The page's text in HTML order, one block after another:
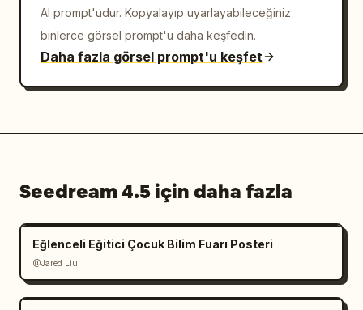
AI prompt'udur. Kopyalayıp uyarlayabileceğiniz
binlerce görsel prompt'u daha keşfedin.
Daha fazla görsel prompt'u keşfet
Seedream 4.5 için daha fazla
Eğlenceli Eğitici Çocuk Bilim Fuarı Posteri
@Jared Liu